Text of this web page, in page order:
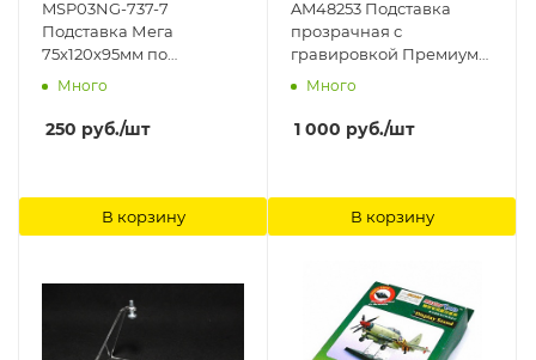
MSP03NG-737-7
Подставка Мега
75х120х95мм по
предзаказу c
Сервис
Много
250 руб./шт
В корзину
AM48253 Подставка
прозрачная с
гравировкой Премиум
(Не Для Свободной
Много
1 000 руб./шт
В корзину